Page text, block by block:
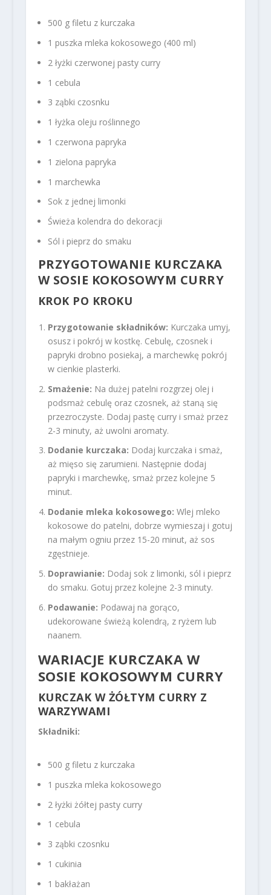
500 g filetu z kurczaka
1 puszka mleka kokosowego (400 ml)
2 łyżki czerwonej pasty curry
1 cebula
3 ząbki czosnku
1 łyżka oleju roślinnego
1 czerwona papryka
1 zielona papryka
1 marchewka
Sok z jednej limonki
Świeża kolendra do dekoracji
Sól i pieprz do smaku
PRZYGOTOWANIE KURCZAKA
W SOSIE KOKOSOWYM CURRY
KROK PO KROKU
Przygotowanie składników: Kurczaka umyj,
osusz i pokrój w kostkę. Cebulę, czosnek i
papryki drobno posiekaj, a marchewkę pokrój
w cienkie plasterki.
Smażenie: Na dużej patelni rozgrzej olej i
podsmaż cebulę oraz czosnek, aż staną się
przezroczyste. Dodaj pastę curry i smaż przez
2-3 minuty, aż uwolni aromaty.
Dodanie kurczaka: Dodaj kurczaka i smaż,
aż mięso się zarumieni. Następnie dodaj
papryki i marchewkę, smaż przez kolejne 5
minut.
Dodanie mleka kokosowego: Wlej mleko
kokosowe do patelni, dobrze wymieszaj i gotuj
na małym ogniu przez 15-20 minut, aż sos
zgęstnieje.
Doprawianie: Dodaj sok z limonki, sól i pieprz
do smaku. Gotuj przez kolejne 2-3 minuty.
Podawanie: Podawaj na gorąco,
udekorowane świeżą kolendrą, z ryżem lub
naanem.
WARIACJE KURCZAKA W
SOSIE KOKOSOWYM CURRY
KURCZAK W ŻÓŁTYM CURRY Z
WARZYWAMI
Składniki:
500 g filetu z kurczaka
1 puszka mleka kokosowego
2 łyżki żółtej pasty curry
1 cebula
3 ząbki czosnku
1 cukinia
1 bakłażan